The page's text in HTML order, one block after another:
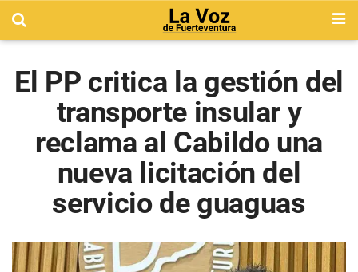
El PP critica la gestión del
transporte insular y
reclama al Cabildo una
nueva licitación del
servicio de guaguas